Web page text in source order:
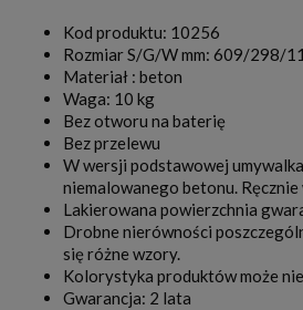
Kod produktu: 10256
Rozmiar S/G/W mm: 609/298/
Materiał : beton
Waga: 10 kg
Bez otworu na baterię
Bez przelewu
W wersji podstawowej
niemalowanego betonu.
Lakierowana powierzchnia
Drobne nierówności
się różne wzory.
Kolorystyka produktów może
Gwarancja: 2 lata